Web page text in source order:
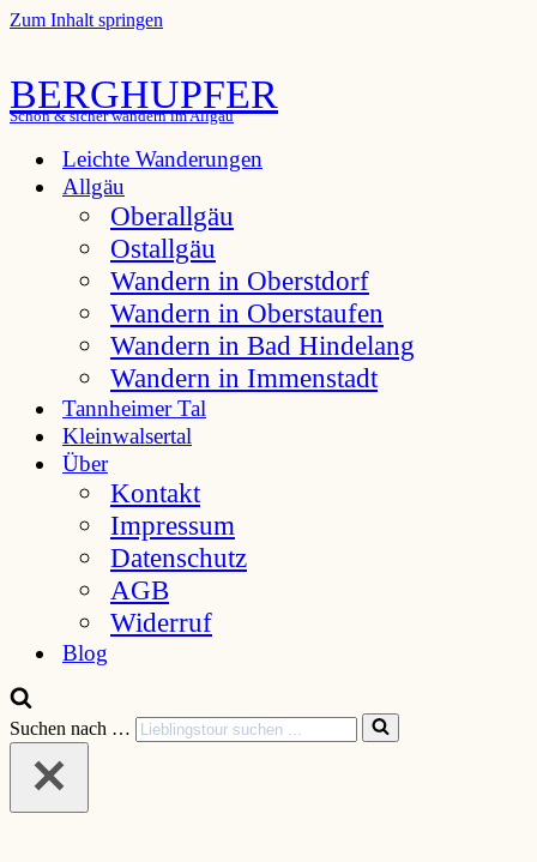
Zum Inhalt springen
BERGHUPFER
Schön & sicher wandern im Allgäu
Leichte Wanderungen
Allgäu
Oberallgäu
Ostallgäu
Wandern in Oberstdorf
Wandern in Oberstaufen
Wandern in Bad Hindelang
Wandern in Immenstadt
Tannheimer Tal
Kleinwalsertal
Über
Kontakt
Impressum
Datenschutz
AGB
Widerruf
Blog
Suchen nach …